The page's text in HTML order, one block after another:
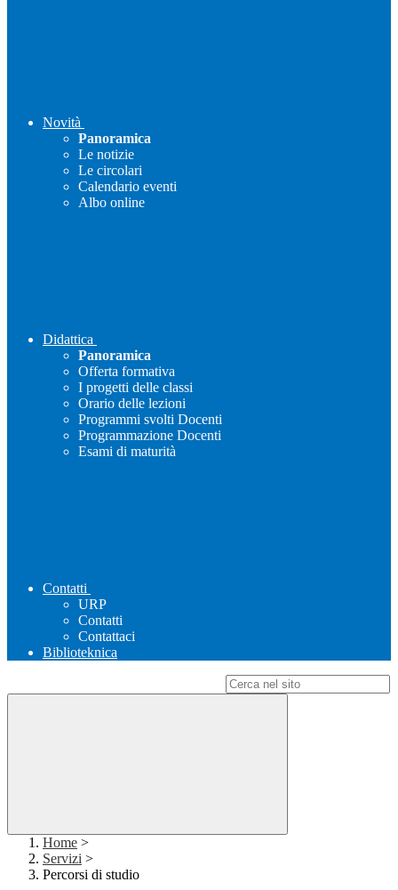
Novità
Panoramica
Le notizie
Le circolari
Calendario eventi
Albo online
Didattica
Panoramica
Offerta formativa
I progetti delle classi
Orario delle lezioni
Programmi svolti Docenti
Programmazione Docenti
Esami di maturità
Contatti
URP
Contatti
Contattaci
Biblioteknica
Home >
Servizi >
Percorsi di studio